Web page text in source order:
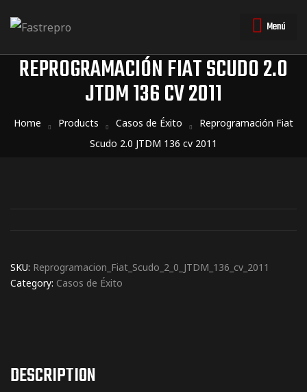
Menú
REPROGRAMACIÓN FIAT SCUDO 2.0
JTDM 136 CV 2011
Home Products Casos de Éxito
Reprogramación Fiat
Scudo 2.0 JTDM 136 cv 2011
SKU: Reprogramacion_Fiat_Scudo_2_0_JTDM_136_cv_2011
Category: Casos de Éxito
DESCRIPTION